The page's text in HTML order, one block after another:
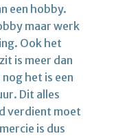
een hobby.
maar werk
Ook het
is meer dan
het is een
Dit alles
verdient moet
is dus